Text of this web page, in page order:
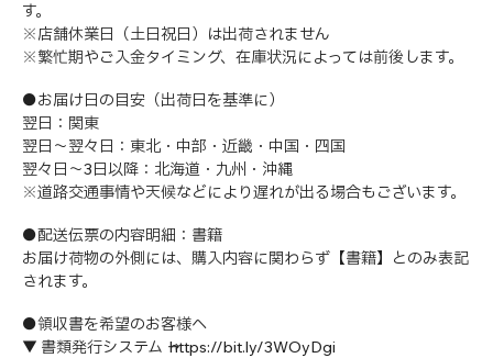
す。
※店舗休業日（土日祝日）は出荷されません
※繁忙期やご入金タイミング、在庫状況によっては前後します。
●お届け日の目安（出荷日を基準に）
翌日：関東
翌日～翌々日：東北・中部・近畿・中国・四国
翌々日～3日以降：北海道・九州・沖縄
※道路交通事情や天候などにより遅れが出る場合もございます。
●配送伝票の内容明細：書籍
お届け荷物の外側には、購入内容に関わらず【書籍】とのみ表記
されます。
●領収書を希望のお客様へ
▼ 書類発行システム → https://bit.ly/3WOyDgi